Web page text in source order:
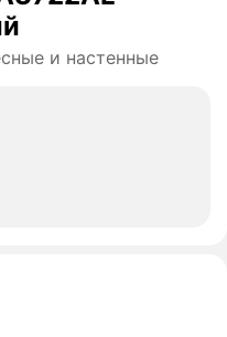
и настенные